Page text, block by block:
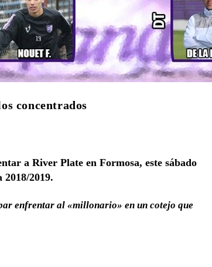
concentrados
a River Plate en Formosa, este sábado
2019.
enfrentar al «millonario» en un cotejo que